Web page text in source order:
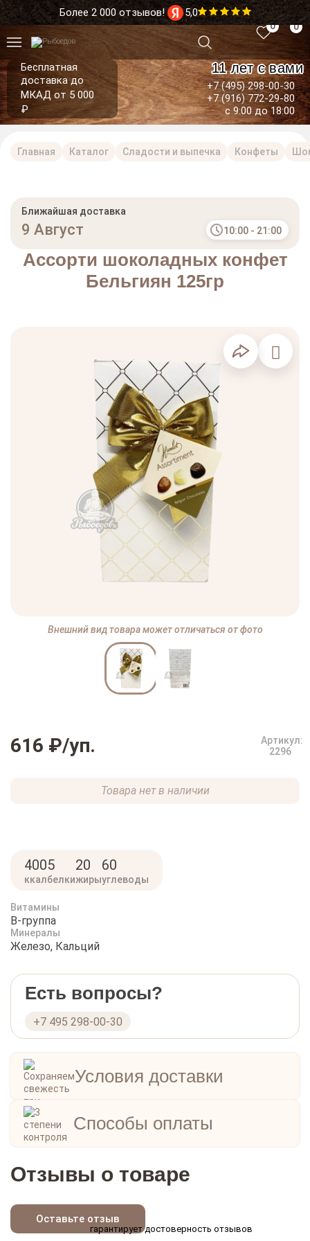
Более 2 000 отзывов! 5,0
Бесплатная
доставка до
МКАД от 5 000
₽
11 лет с вами
+7 (495) 298-00-30
+7 (916) 772-29-80
с 9:00 до 18:00
0 0
Главная Каталог Сладости и выпечка Конфеты
Ассорти шоколадных конфет
Бельгиян 125гр
Ближайшая доставка
9 Август 10:00 - 21:00
Внешний вид товара может отличаться от фото
616 ₽/уп.
Артикул:
2296
Товара нет в наличии
400
ккал
5
белки
20
жиры
60
углеводы
Витамины
B-группа
Минералы
Железо, Кальций
Есть вопросы?
+7 495 298-00-30
Условия доставки
Способы оплаты
Отзывы о товаре
Оставьте отзыв
гарантирует достоверность отзывов